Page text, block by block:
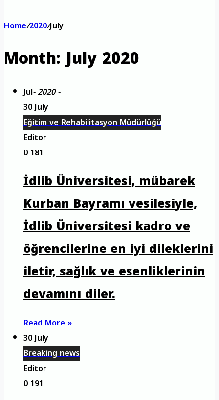
Home/2020/July
Month:July 2020
Jul- 2020 -
30 July
Eğitim ve Rehabilitasyon Müdürlüğü
Editor
0181
İdlib Üniversitesi, mübarek
Kurban Bayramı vesilesiyle,
İdlib Üniversitesi kadro ve
öğrencilerine en iyi dileklerini
iletir, sağlık ve esenliklerinin
devamını diler.
Read More »
30 July
Breaking news
Editor
0191